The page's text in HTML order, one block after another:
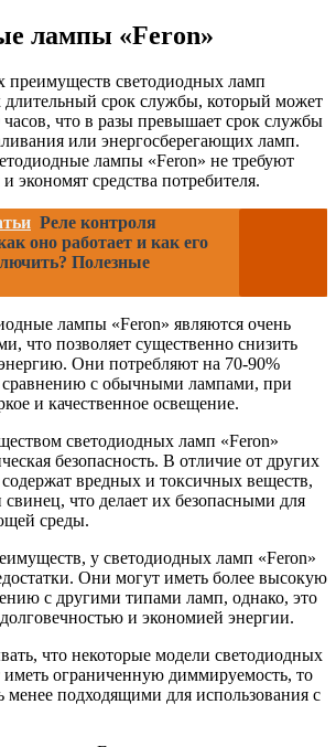
лампы «Feron»
светодиодных ламп
длительный срок службы, который может
часов, что в разы превышает срок службы
или энергосберегающих ламп.
лампы «Feron» не требуют
экономят средства потребителя.
Реле контроля
оно работает и как его
Полезные
лампы «Feron» являются очень
что позволяет существенно снизить
Они потребляют на 70-90%
с обычными лампами, при
и качественное освещение.
светодиодных ламп «Feron»
безопасность. В отличие от других
вредных и токсичных веществ,
свинец, что делает их безопасными для
среды.
у светодиодных ламп «Feron»
Они могут иметь более высокую
с другими типами ламп, однако, это
и экономией энергии.
что некоторые модели светодиодных
ограниченную диммируемость, то
менее подходящими для использования с